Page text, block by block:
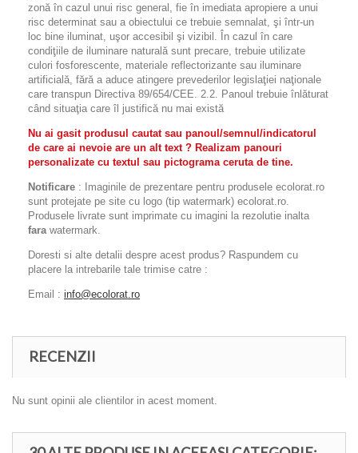
zonă în cazul unui risc general, fie în imediata apropiere a unui
risc determinat sau a obiectului ce trebuie semnalat, şi într-un
loc bine iluminat, uşor accesibil şi vizibil. În cazul în care
condiţiile de iluminare naturală sunt precare, trebuie utilizate
culori fosforescente, materiale reflectorizante sau iluminare
artificială, fără a aduce atingere prevederilor legislaţiei naţionale
care transpun Directiva 89/654/CEE. 2.2. Panoul trebuie înlăturat
când situaţia care îl justifică nu mai există
Nu ai gasit produsul cautat sau panoul/semnul/indicatorul
de care ai nevoie are un alt text ? Realizam panouri
personalizate cu textul sau pictograma ceruta de tine.
Notificare : Imaginile de prezentare pentru produsele ecolorat.ro
sunt protejate pe site cu logo (tip watermark) ecolorat.ro.
Produsele livrate sunt imprimate cu imagini la rezolutie inalta
fara watermark.
Doresti si alte detalii despre acest produs? Raspundem cu
placere la intrebarile tale trimise catre :
Email : info@ecolorat.ro
RECENZII
Nu sunt opinii ale clientilor in acest moment.